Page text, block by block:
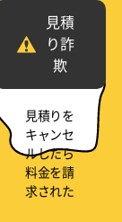
見積
り詐
欺
見積りを
キャンセ
ルしたら
料金を請
求された